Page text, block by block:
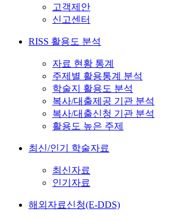
고객제안
신고센터
RISS 활용도 분석
자료 현황 통계
주제별 활용통계 분석
학술지 활용도 분석
복사/대출제공 기관 분석
복사/대출신청 기관 분석
활용도 높은 주제
최신/인기 학술자료
최신자료
인기자료
해외자료신청(E-DDS)